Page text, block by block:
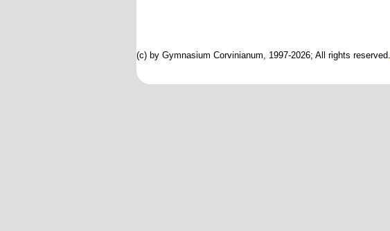
(c) by Gymnasium Corvinianum, 1997-2026; All rights reserved.